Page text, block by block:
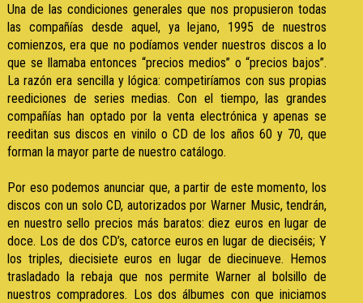
Una de las condiciones generales que nos propusieron todas
las compañías desde aquel, ya lejano, 1995 de nuestros
comienzos, era que no podíamos vender nuestros discos a lo
que se llamaba entonces “precios medios” o “precios bajos”.
La razón era sencilla y lógica: competiríamos con sus propias
reediciones de series medias. Con el tiempo, las grandes
compañías han optado por la venta electrónica y apenas se
reeditan sus discos en vinilo o CD de los años 60 y 70, que
forman la mayor parte de nuestro catálogo.
Por eso podemos anunciar que, a partir de este momento, los
discos con un solo CD, autorizados por Warner Music, tendrán,
en nuestro sello precios más baratos: diez euros en lugar de
doce. Los de dos CD’s, catorce euros en lugar de dieciséis; Y
los triples, diecisiete euros en lugar de diecinueve. Hemos
trasladado la rebaja que nos permite Warner al bolsillo de
nuestros compradores. Los dos álbumes con que iniciamos